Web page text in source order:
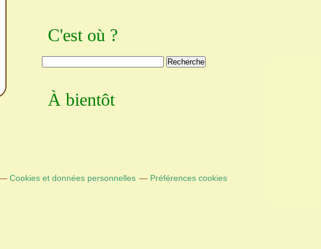
C'est où ?
À bientôt
Cookies et données personnelles Préférences cookies